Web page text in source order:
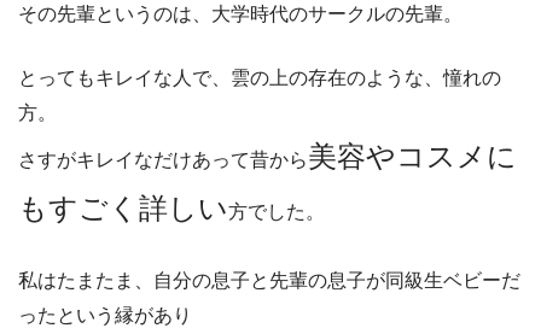
その先輩というのは、大学時代のサークルの先輩。
とってもキレイな人で、雲の上の存在のような、憧れの
方。
さすがキレイなだけあって昔から美容やコスメに
もすごく詳しい方でした。
私はたまたま、自分の息子と先輩の息子が同級生ベビーだ
ったという縁があり